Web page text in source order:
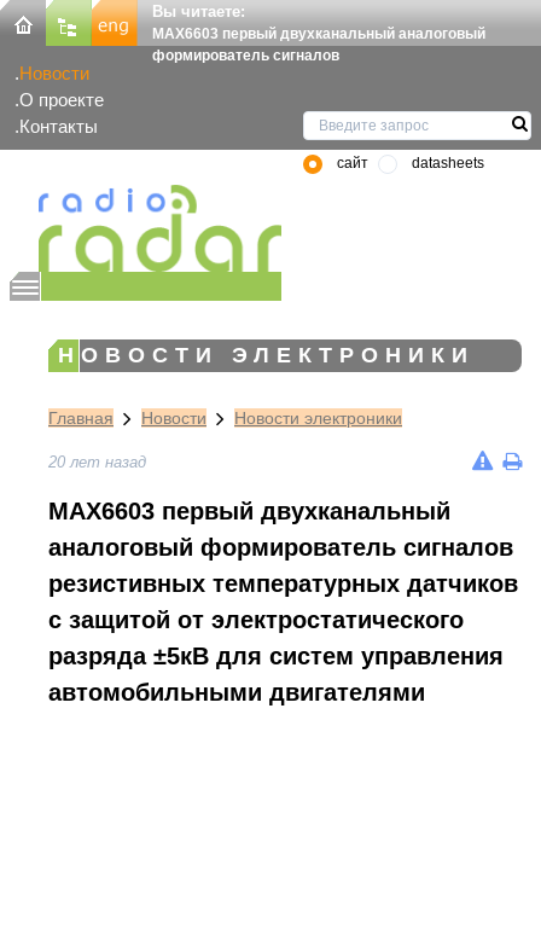
Вы читаете:
MAX6603 первый двухканальный аналоговый
формирователь сигналов
Новости
О проекте
Контакты
сайт datasheets
НОВОСТИ ЭЛЕКТРОНИКИ
Главная Новости Новости электроники
20 лет назад
MAX6603 первый двухканальный
аналоговый формирователь сигналов
резистивных температурных датчиков
с защитой от электростатического
разряда ±5кВ для систем управления
автомобильными двигателями